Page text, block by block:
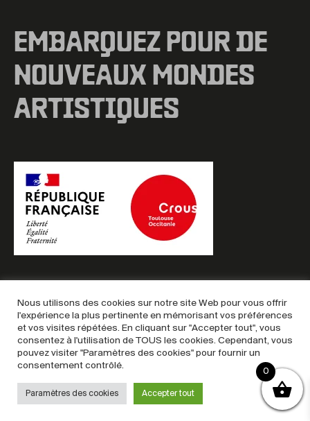
EMBARQUEZ POUR DE
NOUVEAUX MONDES
ARTISTIQUES
Copyright © 2025 – Billetterie MAC
Mentions légales–Politique de confidentialité–CGU &
CGV
Nous utilisons des cookies sur notre site Web pour vous offrir
l'expérience la plus pertinente en mémorisant vos préférences
et vos visites répétées. En cliquant sur "Accepter tout", vous
consentez à l'utilisation de TOUS les cookies. Cependant, vous
pouvez visiter "Paramètres des cookies" pour fournir un
consentement contrôlé.
Paramètres des cookies Accepter tout
0